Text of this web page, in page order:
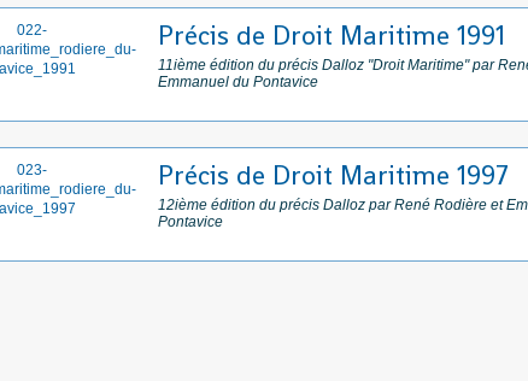
Précis de Droit Maritime 1991
11ième édition du précis Dalloz "Droit Maritime" par
Emmanuel du Pontavice
Précis de Droit Maritime 1997
12ième édition du précis Dalloz par René Rodière et
Pontavice